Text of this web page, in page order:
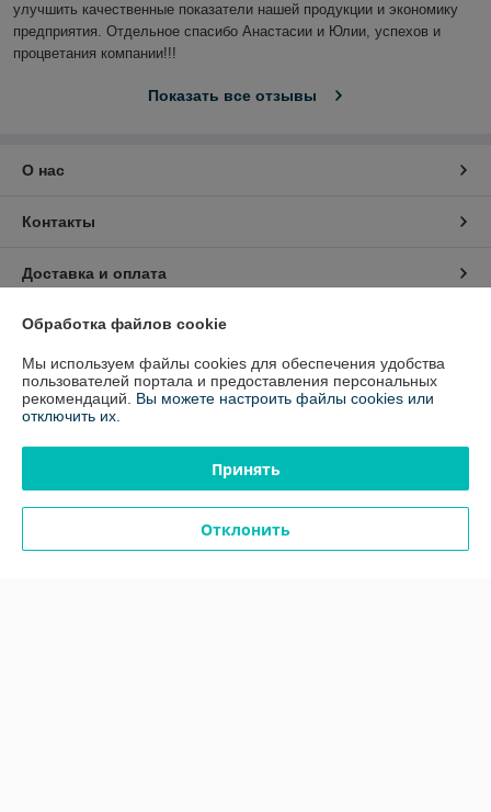
улучшить качественные показатели нашей продукции и экономику
предприятия. Отдельное спасибо Анастасии и Юлии, успехов и
процветания компании!!!
Показать все отзывы
О нас
Контакты
Доставка и оплата
График работы
Полная версия сайта
Сайт создан на платформе Deal.by
Обработка файлов cookie
Мы используем файлы cookies для обеспечения удобства
пользователей портала и предоставления персональных
рекомендаций. Вы можете настроить файлы cookies или
отключить их.
Принять
Отклонить